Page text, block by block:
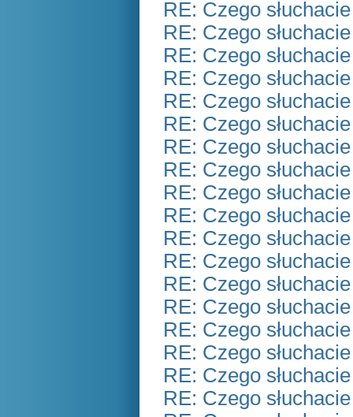
RE: Czego
RE: Czego
RE: Czego
RE: Czego
RE: Czego
RE: Czego
RE: Czego
RE: Czego
RE: Czego
RE: Czego
RE: Czego
RE: Czego
RE: Czego
RE: Czego
RE: Czego
RE: Czego
RE: Czego
RE: Czego